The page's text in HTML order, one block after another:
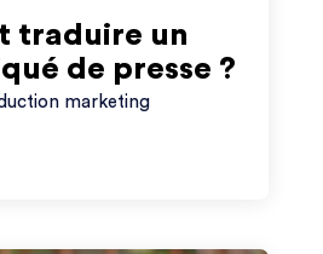
traduire un
de presse ?
marketing